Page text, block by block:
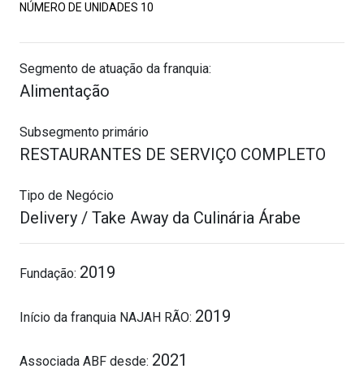
NÚMERO DE UNIDADES 10
Segmento de atuação da franquia:
Alimentação
Subsegmento primário
RESTAURANTES DE SERVIÇO COMPLETO
Tipo de Negócio
Delivery / Take Away da Culinária Árabe
Fundação: 2019
Início da franquia NAJAH RÃO: 2019
Associada ABF desde: 2021